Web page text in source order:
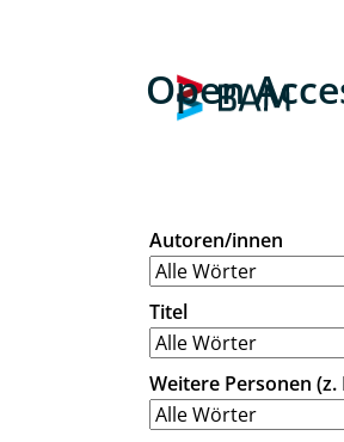
Open
Autoren/innen
Titel
Weitere Personen